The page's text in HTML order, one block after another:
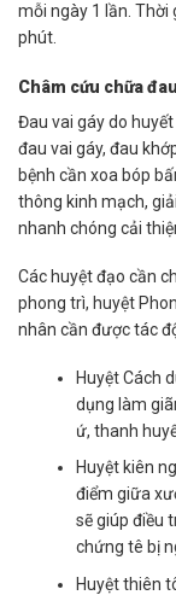
mỗi ngày 1 lần. Thời
phút.
Châm cứu chữa
Đau vai gáydo
đau vai gáy, đau
bệnh cần xoa bóp
thông kinh mạch,
nhanh chóng cải
Các huyệt đạo cần
phong trì, huyệt
nhân cần được tác
Huyệt Cách
dụng làm
ứ, thanh
Huyệt kiên
điểm giữa
sẽ giúp điều
chứng tê bị
Huyệt thiên